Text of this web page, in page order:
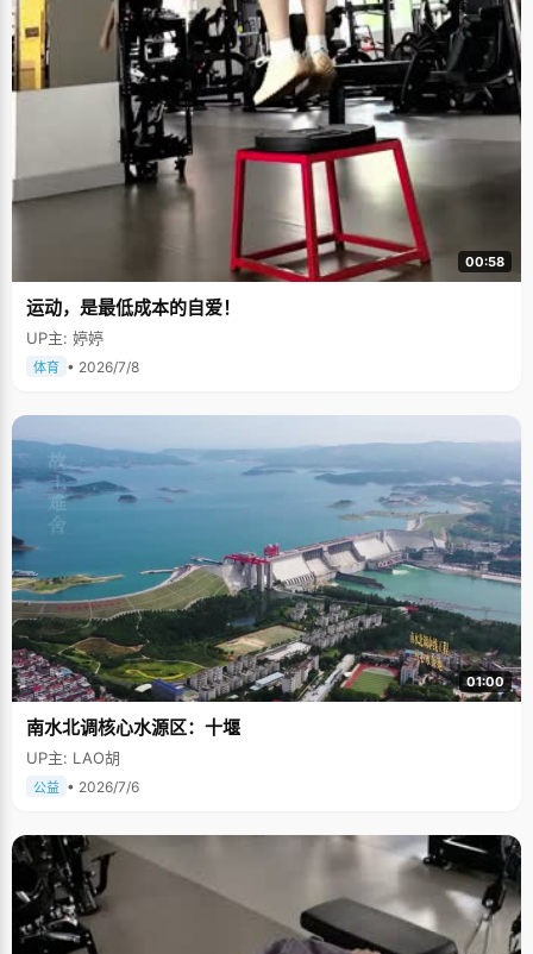
00:58
运动，是最低成本的自爱！
UP主: 婷婷
体育 • 2026/7/8
01:00
南水北调核心水源区：十堰
UP主: LAO胡
公益 • 2026/7/6